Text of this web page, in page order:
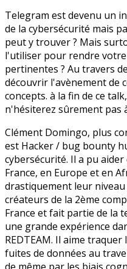
Telegram est devenu un
de la cybersécurité mais
peut y trouver ? Mais
l'utiliser pour rendre
pertinentes ? Au travers
découvrir l'avènement de
concepts. à la fin de ce
n'hésiterez sûrement pas
Clément Domingo, plus
est Hacker / bug bounty
cybersécurité. Il a pu
France, en Europe et en
drastiquement leur
créateurs de la 2ème
France et fait partie de la
une grande expérience
REDTEAM. Il aime
fuites de données au